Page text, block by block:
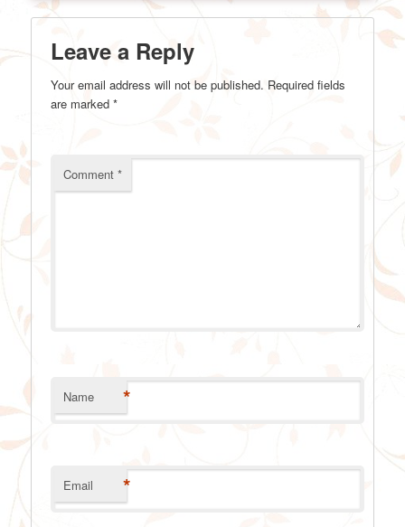
Leave a Reply
Your email address will not be published. Required fields
are marked*
Comment*
Name *
Email *